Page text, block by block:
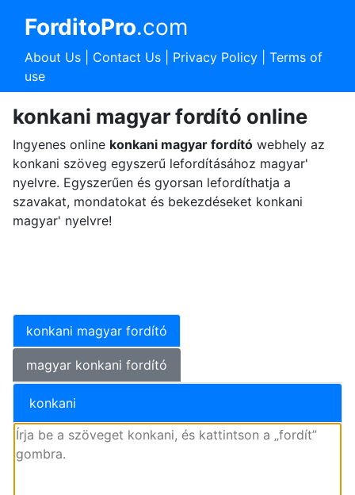
ForditoPro.com
About Us| Contact Us| Privacy Policy| Terms of
use
konkani magyar fordító online
Ingyenes online konkani magyar fordítówebhely az
konkani szöveg egyszerű lefordításához magyar'
nyelvre. Egyszerűen és gyorsan lefordíthatja a
szavakat, mondatokat és bekezdéseket konkani
magyar' nyelvre!
konkani magyar fordító
magyar konkani fordító
konkani